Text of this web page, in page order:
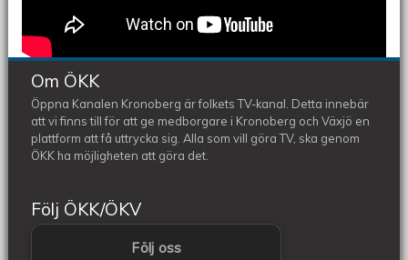
Om ÖKK
Öppna Kanalen Kronoberg är folkets TV-kanal. Detta innebär
att vi finns till för att ge medborgare i Kronoberg och Växjö en
plattform att få uttrycka sig. Alla som vill göra TV, ska genom
ÖKK ha möjligheten att göra det.
Följ ÖKK/ÖKV
Följ oss